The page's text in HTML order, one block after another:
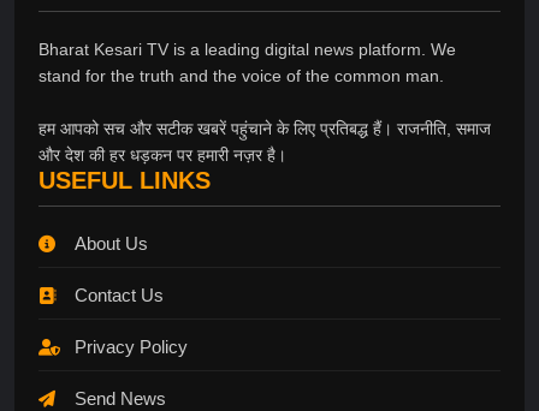
Bharat Kesari TV is a leading digital news platform. We
stand for the truth and the voice of the common man.
हम आपको सच और सटीक खबरें पहुंचाने के लिए प्रतिबद्ध हैं। राजनीति, समाज
और देश की हर धड़कन पर हमारी नज़र है।
USEFUL LINKS
About Us
Contact Us
Privacy Policy
Send News